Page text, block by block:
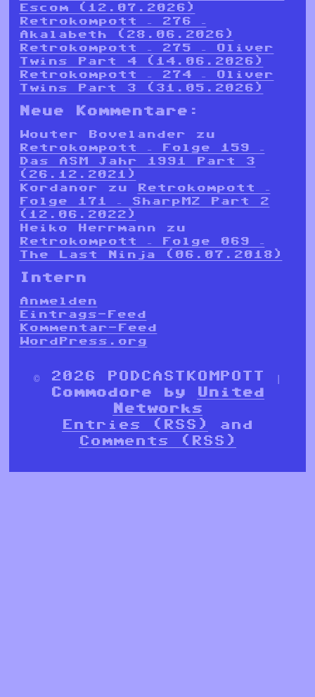
Escom (12.07.2026)
Retrokompott – 276 –
Akalabeth (28.06.2026)
Retrokompott – 275 – Oliver
Twins Part 4 (14.06.2026)
Retrokompott – 274 – Oliver
Twins Part 3 (31.05.2026)
Neue Kommentare:
Wouter Bovelander zu
Retrokompott – Folge 159 –
Das ASM Jahr 1991 Part 3
(26.12.2021)
Kordanor zu
Retrokompott –
Folge 171 – SharpMZ Part 2
(12.06.2022)
Heiko Herrmann zu
Retrokompott – Folge 069 –
The Last Ninja (06.07.2018)
Intern
Anmelden
Eintrags-Feed
Kommentar-Feed
WordPress.org
© 2026 PODCASTKOMPOTT |
Commodore by
United
Networks
Entries (RSS)
and
Comments (RSS)